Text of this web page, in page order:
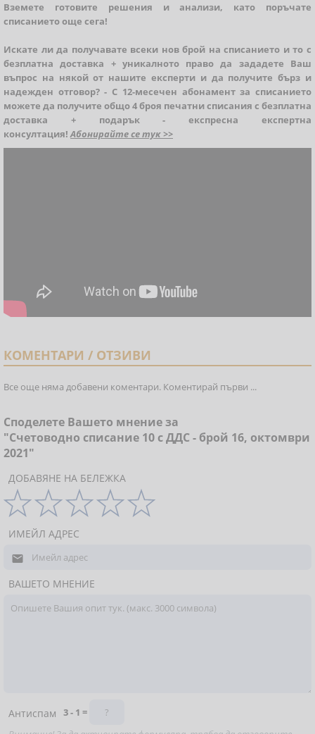
Вземете готовите решения и анализи, като поръчате
списанието още сега!
Искате ли да получавате всеки нов брой на списанието и то с
безплатна доставка + уникалното право да зададете Ваш
въпрос на някой от нашите експерти и да получите бърз и
надежден отговор? - С 12-месечен абонамент за списанието
можете да получите общо 4 броя печатни списания с безплатна
доставка + подарък - експресна експертна
консултация!Абонирайте се тук >>
КОМЕНТАРИ / ОТЗИВИ
Все още няма добавени коментари. Коментирай първи ...
Споделете Вашето мнение за
"Счетоводно списание 10 с ДДС - брой 16, октомври
2021"
ДОБАВЯНЕ НА БЕЛЕЖКА
ИМЕЙЛ АДРЕС

ВАШЕТО МНЕНИЕ
Антиспам
3 - 1 =